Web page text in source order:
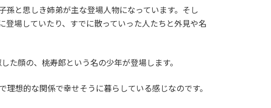
と思しき姉弟が主な登場人物になっています。そし
場していたり、すでに散っていった人たちと外見や名
た顔の、桃寿郎という名の少年が登場します。
想的な関係で幸せそうに暮らしている感じなのです。